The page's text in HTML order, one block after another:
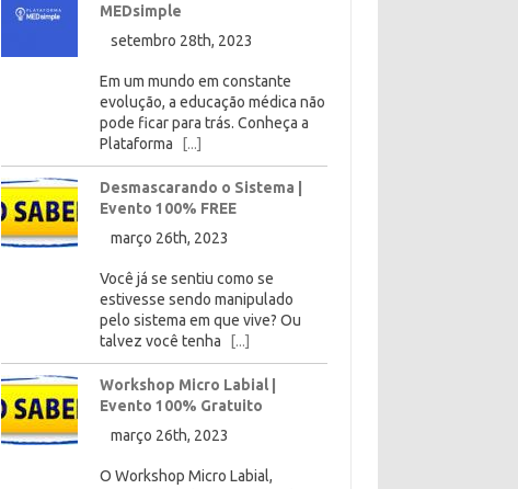
MEDsimple
setembro 28th, 2023
Em um mundo em constante
evolução, a educação médica não
pode ficar para trás. Conheça a
Plataforma
[...]
Desmascarando o Sistema |
Evento 100% FREE
março 26th, 2023
Você já se sentiu como se
estivesse sendo manipulado
pelo sistema em que vive? Ou
talvez você tenha
[...]
Workshop Micro Labial |
Evento 100% Gratuito
março 26th, 2023
O Workshop Micro Labial,